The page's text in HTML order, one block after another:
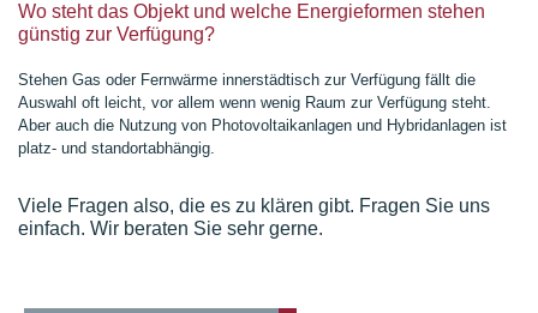
Wo steht das Objekt und welche Energieformen stehen
günstig zur Verfügung?
Stehen Gas oder Fernwärme innerstädtisch zur Verfügung fällt die
Auswahl oft leicht, vor allem wenn wenig Raum zur Verfügung steht.
Aber auch die Nutzung von Photovoltaikanlagen und Hybridanlagen ist
platz- und standortabhängig.
Viele Fragen also, die es zu klären gibt. Fragen Sie uns
einfach. Wir beraten Sie sehr gerne.